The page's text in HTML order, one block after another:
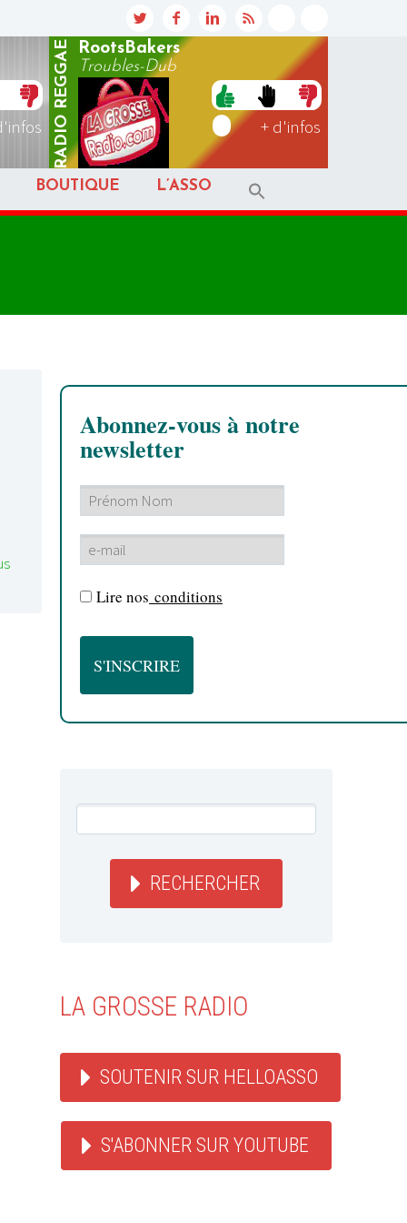
RADIO
REGGAE
RootsBakers
Troubles-Dub
+ d'infos
BOUTIQUE L’ASSO
Abonnez-vous à notre
newsletter
Lire nos conditions
RECHERCHER
LA GROSSE RADIO
SOUTENIR SUR HELLOASSO
S'ABONNER SUR YOUTUBE